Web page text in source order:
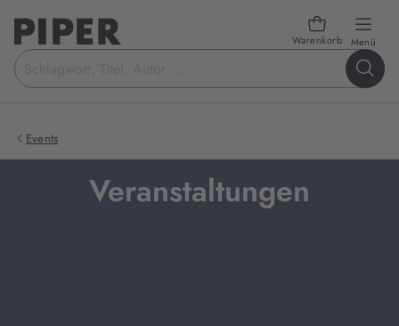
Warenkorb Menü
Suchbegriff
eingeben
Events
Veranstaltungen